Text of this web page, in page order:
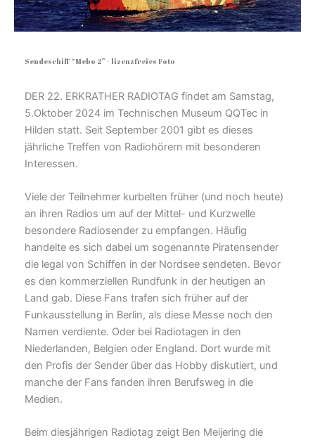
Sendeschiff “Mebo 2” - lizenzfreies Foto
DER 22. ERKRATHER RADIOTAG findet am Samstag,
5.Oktober 2024 im Technischen Museum QQTec in
Hilden statt. Seit September 2001 gibt es dieses
jährliche Treffen von Radiohörern mit besonderen
Interessen.
Viele der Teilnehmer kurbelten früher (und noch heute)
an ihren Radios um auf der Mittel- und Kurzwelle
besondere Radiosender zu empfangen. Häufig
handelte es sich dabei um sogenannte Piratensender
die legal von Schiffen in der Nordsee sendeten. Bevor
es den kommerziellen Rundfunk in der heutigen an
Land gab. Diese Fans trafen sich früher auf der
Funkausstellung in Berlin, als diese Messe noch den
Namen verdiente. Oder bei Radiotagen in den
Niederlanden, Belgien oder England. Dort wurde mit
den Profis der Sender über das Hobby diskutiert, und
manche der Fans fanden ihren Berufsweg in die
Medien.
Beim diesjährigen Radiotag zeigt Ben Meijering die